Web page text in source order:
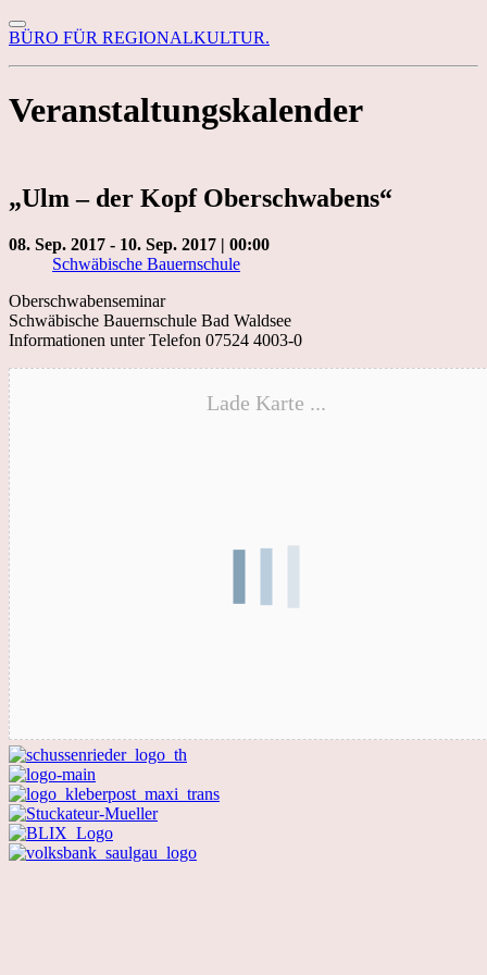
BÜRO FÜR REGIONALKULTUR.
Veranstaltungskalender
„Ulm – der Kopf Oberschwabens“
08. Sep. 2017 - 10. Sep. 2017 | 00:00
Schwäbische Bauernschule
Oberschwabenseminar
Schwäbische Bauernschule Bad Waldsee
Informationen unter Telefon 07524 4003-0
Lade Karte ...